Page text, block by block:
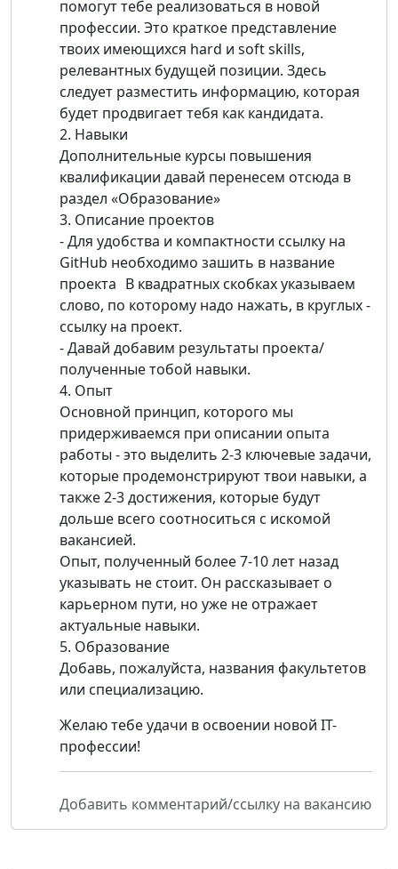
помогут тебе реализоваться в новой
профессии. Это краткое представление
твоих имеющихся hard и soft skills,
релевантных будущей позиции. Здесь
следует разместить информацию, которая
будет продвигает тебя как кандидата.
2. Навыки
Дополнительные курсы повышения
квалификации давай перенесем отсюда в
раздел «Образование»
3. Описание проектов
- Для удобства и компактности ссылку на
GitHub необходимо зашить в название
проекта В квадратных скобках указываем
слово, по которому надо нажать, в круглых -
ссылку на проект.
- Давай добавим результаты проекта/
полученные тобой навыки.
4. Опыт
Основной принцип, которого мы
придерживаемся при описании опыта
работы - это выделить 2-3 ключевые задачи,
которые продемонстрируют твои навыки, а
также 2-3 достижения, которые будут
дольше всего соотноситься с искомой
вакансией.
Опыт, полученный более 7-10 лет назад
указывать не стоит. Он рассказывает о
карьерном пути, но уже не отражает
актуальные навыки.
5. Образование
Добавь, пожалуйста, названия факультетов
или специализацию.
Желаю тебе удачи в освоении новой IT-
профессии!
Добавить комментарий/ссылку на вакансию